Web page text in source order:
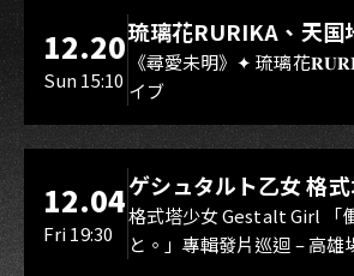
LIVE WAREHOUSE 小庫
12.20
Sun 15:10
琉璃花RURIKA、天国
Rebirth、DUALIA、
スマイル（O.A.）
《尋愛未明》✦ 琉璃花
イブ
LIVE WAREHOUSE 小庫
12.04
Fri 19:30
ゲシュタルト乙女 格
Gestalt Girl
格式塔少女 Gestalt Girl 「
と。」專輯發片巡迴 – 高雄